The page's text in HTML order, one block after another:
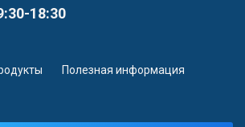
18:30
Полезная информация